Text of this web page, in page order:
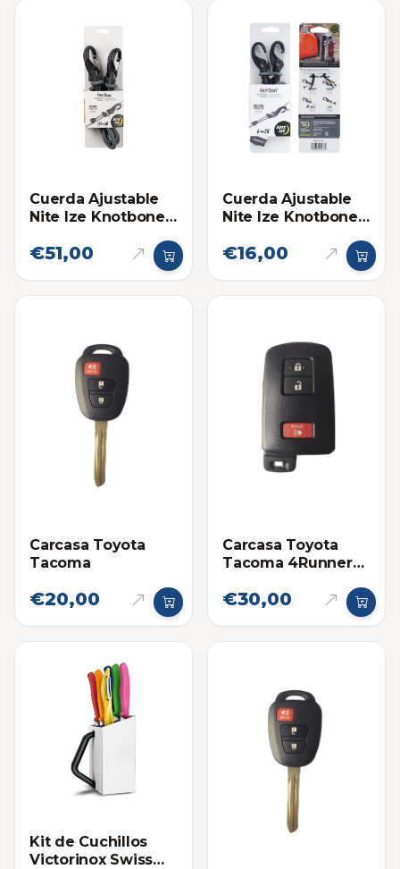
Cuerda Ajustable
Nite Ize Knotbone
Bloqueo Larga
€51,00
Cuerda Ajustable
Nite Ize Knotbone
Bloqueo Pequeña
€16,00
Carcasa Toyota
Tacoma
€20,00
Carcasa Toyota
Tacoma 4Runner
Proximidad
€30,00
Kit de Cuchillos
Victorinox Swiss